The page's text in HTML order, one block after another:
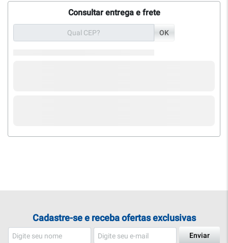
Consultar entrega e frete
OK
Cadastre-se e receba ofertas exclusivas
Enviar